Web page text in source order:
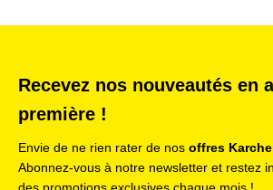
Recevez nos nouveautés en
première !
Envie de ne rien rater de nos offres
Abonnez-vous à notre newsletter et restez